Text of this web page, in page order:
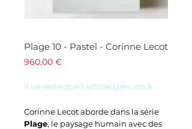
Plage 10 - Pastel - Corinne Lecot
960,00 €Prix
Il ne reste que 1 article(s) en stock
Corinne Lecot aborde dans la série
Plage, le paysage humain avec des